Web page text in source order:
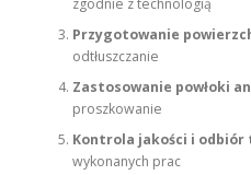
zgodnie z technologią
Przygotowanie
odtłuszczanie
Zastosowanie powłoki
proszkowanie
Kontrola jakości i odbiór
wykonanych prac